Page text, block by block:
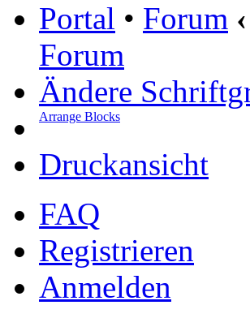
Portal • Forum ‹
Forum
Ändere
Arrange Blocks
Druckansicht
FAQ
Registrieren
Anmelden